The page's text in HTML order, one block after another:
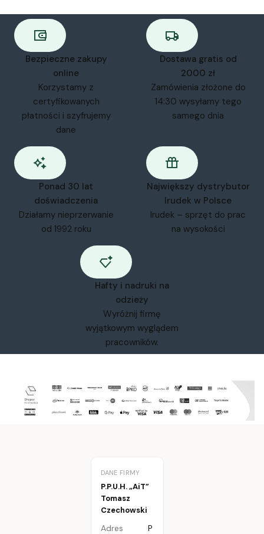
Bezpieczne zakupy
online
Korzystamy z
certyfikowanych
płatności i szyfrujemy
dane
Dostawa gratis od
2000 zł
Zamówienia złożone do
14:30 wysyłamy tego
samego dnia
Ponad 30 lat
doświadczenia
Działamy nieprzerwanie
od 1992 roku
Największy dystrybutor
Irudek w Polsce
Irudek – sprzęt do prac
na wysokości
Hafty i nadruki na
odzieży
Wyróżnij firmę
wyjątkowym wyglądem
pracowników.
DANE FIRMY
P.P.U.H. „AiT”
Tomasz
Czechowski
Adres P